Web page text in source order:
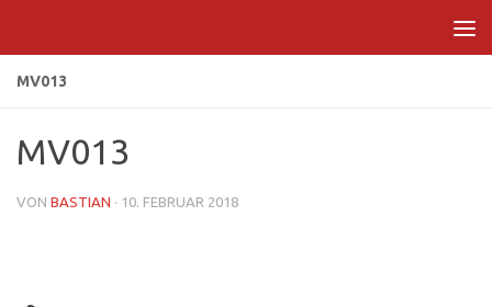
MV013
MV013
VON BASTIAN · 10. FEBRUAR 2018